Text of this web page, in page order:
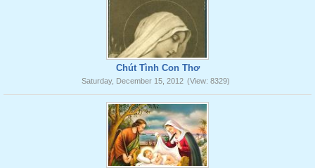
Chút Tình Con Thơ
Saturday, December 15, 2012 (View: 8329)